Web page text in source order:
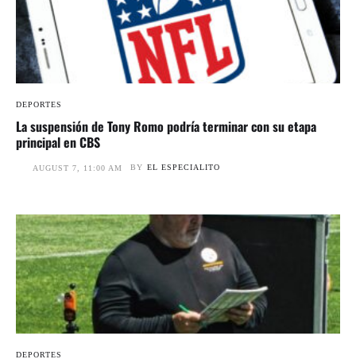
DEPORTES
La suspensión de Tony Romo podría terminar con su etapa
principal en CBS
AUGUST 7, 11:00 AM BY EL ESPECIALITO
DEPORTES